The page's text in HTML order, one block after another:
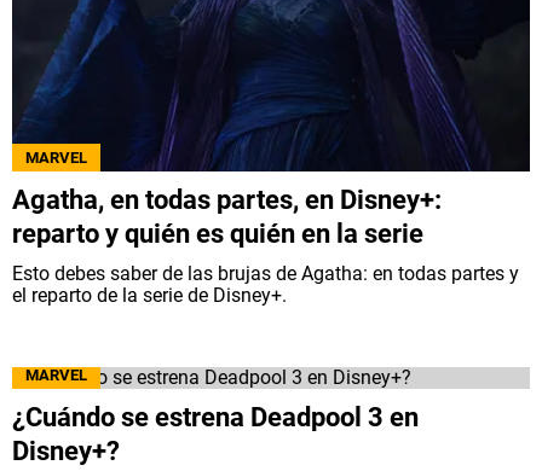
MARVEL
Agatha, en todas partes, en Disney+:
reparto y quién es quién en la serie
Esto debes saber de las brujas de Agatha: en todas partes y
el reparto de la serie de Disney+.
MARVEL
¿Cuándo se estrena Deadpool 3 en
Disney+?